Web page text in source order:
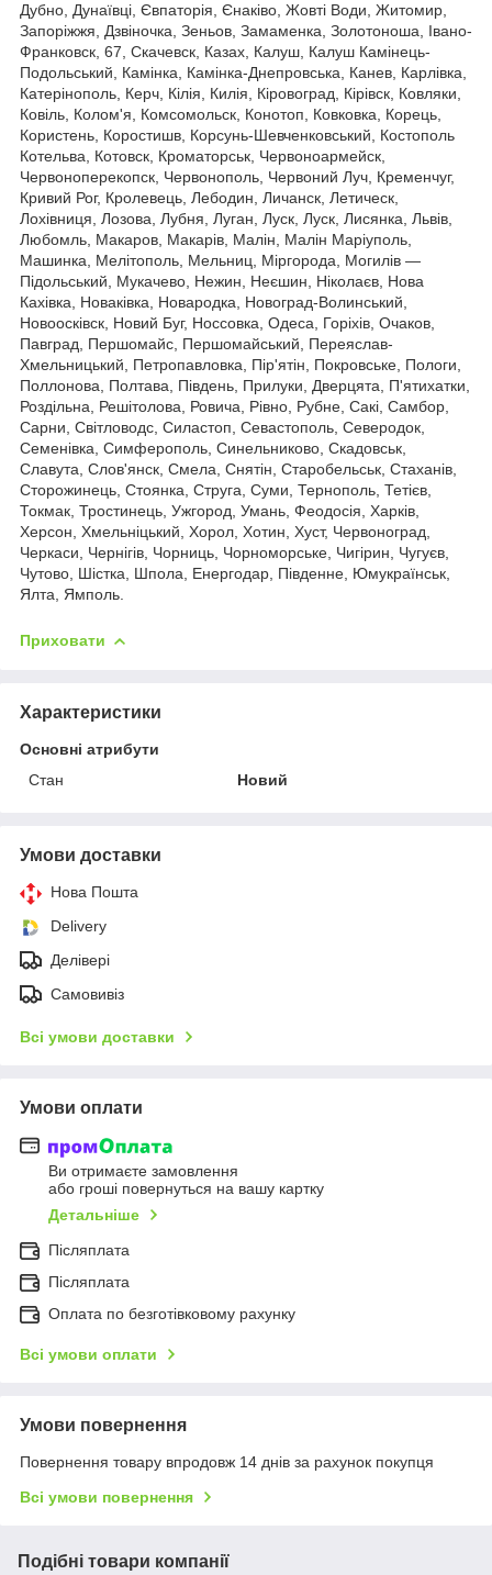
Дубно, Дунаївці, Євпаторія, Єнаківо, Жовті Води, Житомир,
Запоріжжя, Дзвіночка, Зеньов, Замаменка, Золотоноша, Івано-
Франковск, 67, Скачевск, Казах, Калуш, Калуш Камінець-
Подольський, Камінка, Камінка-Днепровська, Канев, Карлівка,
Катерінополь, Керч, Кілія, Килія, Кіровоград, Кірівск, Ковляки,
Ковіль, Колом'я, Комсомольск, Конотоп, Ковковка, Корець,
Користень, Коростишв, Корсунь-Шевченковський, Костополь
Котельва, Котовск, Кроматорськ, Червоноармейск,
Червоноперекопск, Червонополь, Червоний Луч, Кременчуг,
Кривий Рог, Кролевець, Лебодин, Личанск, Летическ,
Лохівниця, Лозова, Лубня, Луган, Луск, Луск, Лисянка, Львів,
Любомль, Макаров, Макарів, Малін, Малін Маріуполь,
Машинка, Мелітополь, Мельниц, Міргорода, Могилів —
Підольський, Мукачево, Нежин, Неєшин, Ніколаєв, Нова
Кахівка, Новаківка, Новародка, Новоград-Волинський,
Новоосківск, Новий Буг, Носсовка, Одеса, Горіхів, Очаков,
Павград, Першомайс, Першомайський, Переяслав-
Хмельницький, Петропавловка, Пір'ятін, Покровське, Пологи,
Поллонова, Полтава, Південь, Прилуки, Дверцята, П'ятихатки,
Роздільна, Решітолова, Ровича, Рівно, Рубне, Сакі, Самбор,
Сарни, Світловодс, Силастоп, Севастополь, Северодок,
Семенівка, Симферополь, Синельниково, Скадовськ,
Славута, Слов'янск, Смела, Снятін, Старобельськ, Стаханів,
Сторожинець, Стоянка, Струга, Суми, Тернополь, Тетієв,
Токмак, Тростинець, Ужгород, Умань, Феодосія, Харків,
Херсон, Хмельніцький, Хорол, Хотин, Хуст, Червоноград,
Черкаси, Чернігів, Чорниць, Чорноморське, Чигірин, Чугуєв,
Чутово, Шістка, Шпола, Енергодар, Південне, Юмукраїнськ,
Ялта, Ямполь.
Приховати
Характеристики
Основні атрибути
Стан
Новий
Умови доставки
Нова Пошта
Delivery
Делівері
Самовивіз
Всі умови доставки
Умови оплати
Ви отримаєте замовлення
або гроші повернуться на вашу картку
Детальніше
Післяплата
Післяплата
Оплата по безготівковому рахунку
Всі умови оплати
Умови повернення
Повернення товару впродовж 14 днів за рахунок покупця
Всі умови повернення
Подібні товари компанії